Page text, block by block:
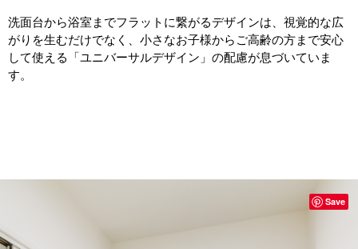
洗面台から浴室までフラットに繋がるデザインは、視覚的な広
がりを生むだけでなく、小さなお子様からご高齢の方まで安心
して使える「ユニバーサルデザイン」の配慮が息づいていま
す。
Save